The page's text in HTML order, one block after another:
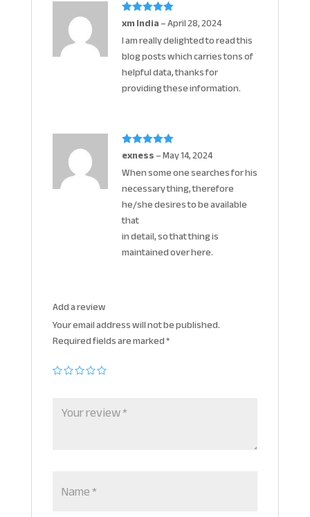
Rated5out
xm India–April 28, 2024
I am really delighted to read this
blog posts which carries tons of
helpful data, thanks for
providing these information.
Rated5out
exness–May 14, 2024
When some one searches for his
necessary thing, therefore
he/she desires to be available
that
in detail, so that thing is
maintained over here.
Add a review
Your email address will not be published.
Required fields are marked*